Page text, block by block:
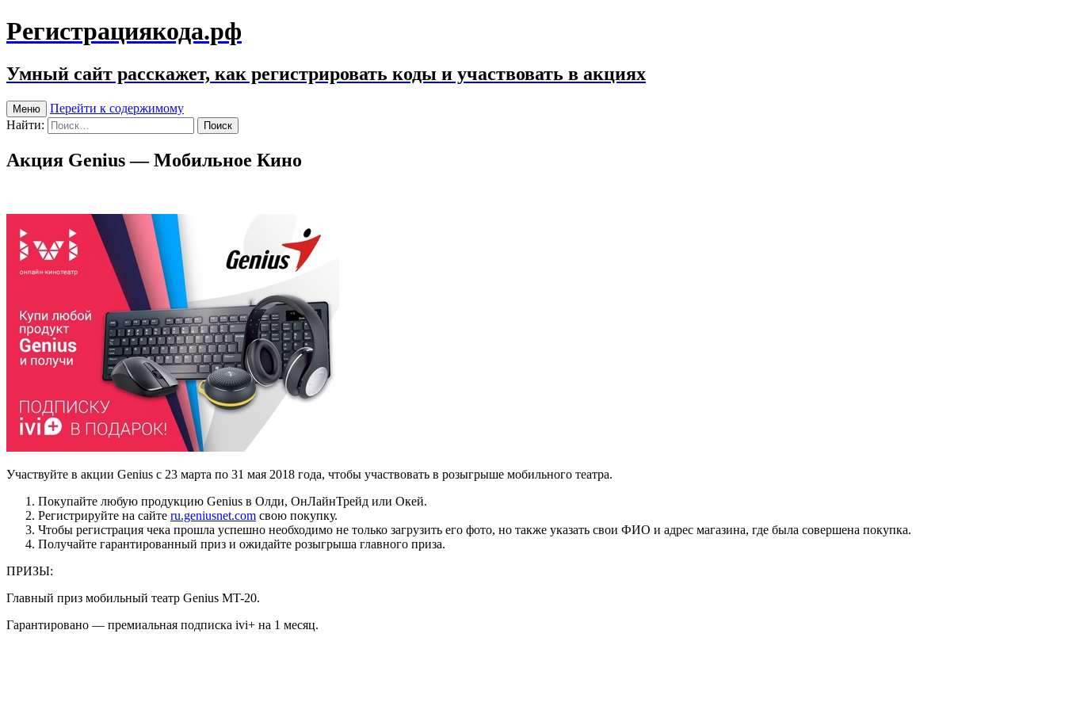
Регистрациякода.рф
Умный сайт расскажет, как регистрировать коды и участвовать в акциях
Меню
Перейти к содержимому
Найти:
Акция Genius — Мобильное Кино
Участвуйте в акции Genius с 23 марта по 31 мая 2018 года, чтобы участвовать в розыгрыше мобильного театра.
Покупайте любую продукцию Genius в Олди, ОнЛайнТрейд или Окей.
Регистрируйте на сайте ru.geniusnet.com свою покупку.
Чтобы регистрация чека прошла успешно необходимо не только загрузить его фото, но также указать свои ФИО и адрес магазина, где была совершена покупка.
Получайте гарантированный приз и ожидайте розыгрыша главного приза.
ПРИЗЫ:
Главный приз мобильный театр Genius MT-20.
Гарантировано — премиальная подписка ivi+ на 1 месяц.